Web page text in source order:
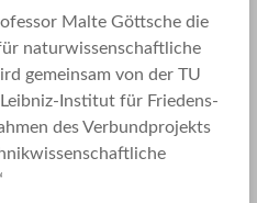
Malte Göttsche die
naturwissenschaftliche
gemeinsam von der TU
Institut für Friedens-
des Verbundprojekts